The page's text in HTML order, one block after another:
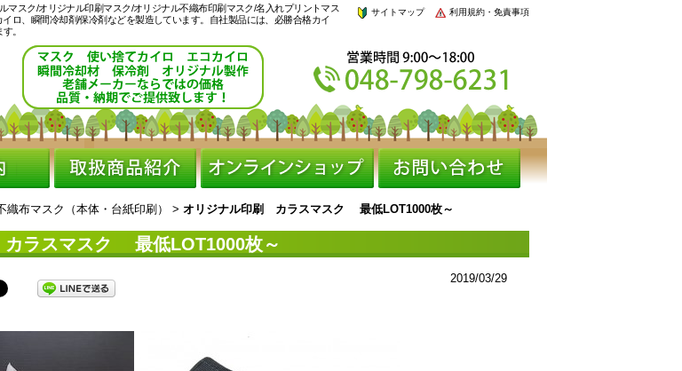
スク/オリジナル印刷マスク/オリジナル不織布印刷マスク/名入れプリントマス
ロ、瞬間冷却剤/保冷剤などを製造しています。自社製品には、必勝合格カイ
。
利用規約・免責事項
サイトマップ
織布マスク（本体・台紙印刷） > オリジナル印刷 カラスマスク 最低LOT1000枚～
ラスマスク 最低LOT1000枚～
2019/03/29